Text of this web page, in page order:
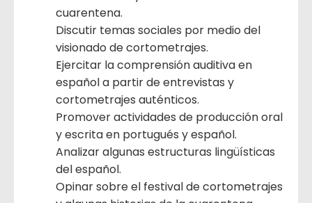
cuarentena.
Discutir temas sociales por medio del
visionado de cortometrajes.
Ejercitar la comprensión auditiva en
español a partir de entrevistas y
cortometrajes auténticos.
Promover actividades de producción oral
y escrita en portugués y español.
Analizar algunas estructuras lingüísticas
del español.
Opinar sobre el festival de cortometrajes